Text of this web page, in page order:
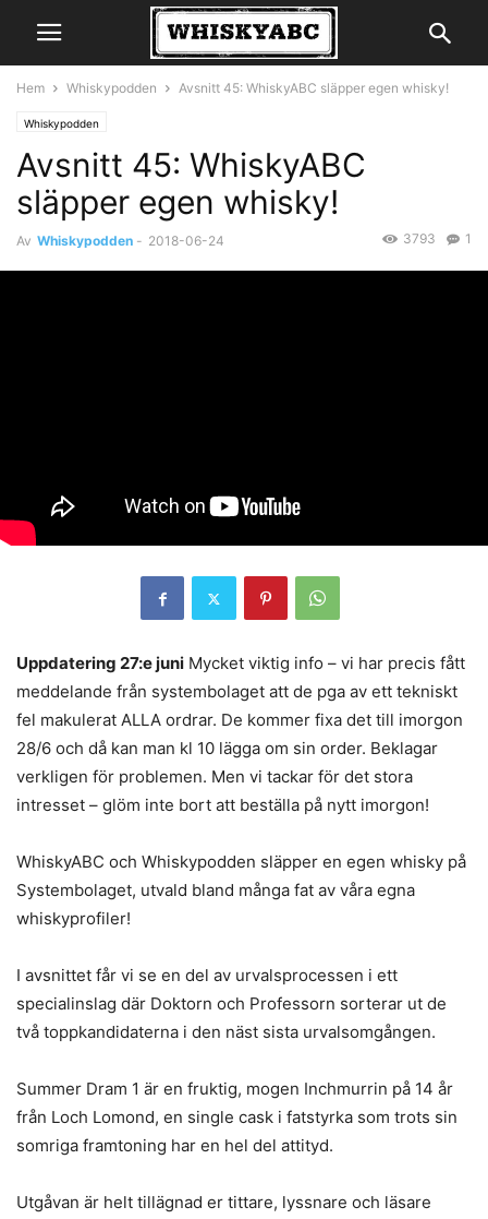
Hem Whiskypodden Avsnitt 45: WhiskyABC släpper egen whisky!
Whiskypodden
Avsnitt 45: WhiskyABC
släpper egen whisky!
Av Whiskypodden - 2018-06-24 1
3793
Uppdatering 27:e juni Mycket viktig info – vi har precis fått
meddelande från systembolaget att de pga av ett tekniskt
fel makulerat ALLA ordrar. De kommer fixa det till imorgon
28/6 och då kan man kl 10 lägga om sin order. Beklagar
verkligen för problemen. Men vi tackar för det stora
intresset – glöm inte bort att beställa på nytt imorgon!
WhiskyABC och Whiskypodden släpper en egen whisky på
Systembolaget, utvald bland många fat av våra egna
whiskyprofiler!
I avsnittet får vi se en del av urvalsprocessen i ett
specialinslag där Doktorn och Professorn sorterar ut de
två toppkandidaterna i den näst sista urvalsomgången.
Summer Dram 1 är en fruktig, mogen Inchmurrin på 14 år
från Loch Lomond, en single cask i fatstyrka som trots sin
somriga framtoning har en hel del attityd.
Utgåvan är helt tillägnad er tittare, lyssnare och läsare